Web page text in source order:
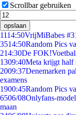
Scrollbar gebruiken
opslaan
1114:50VrijMiBabes
3514:50Random Pics
214:30De
1309:40Meta krijgt half
2009:37Denemarken
examens
1900:45Random Pics
6506/08Onlyfans-
maan